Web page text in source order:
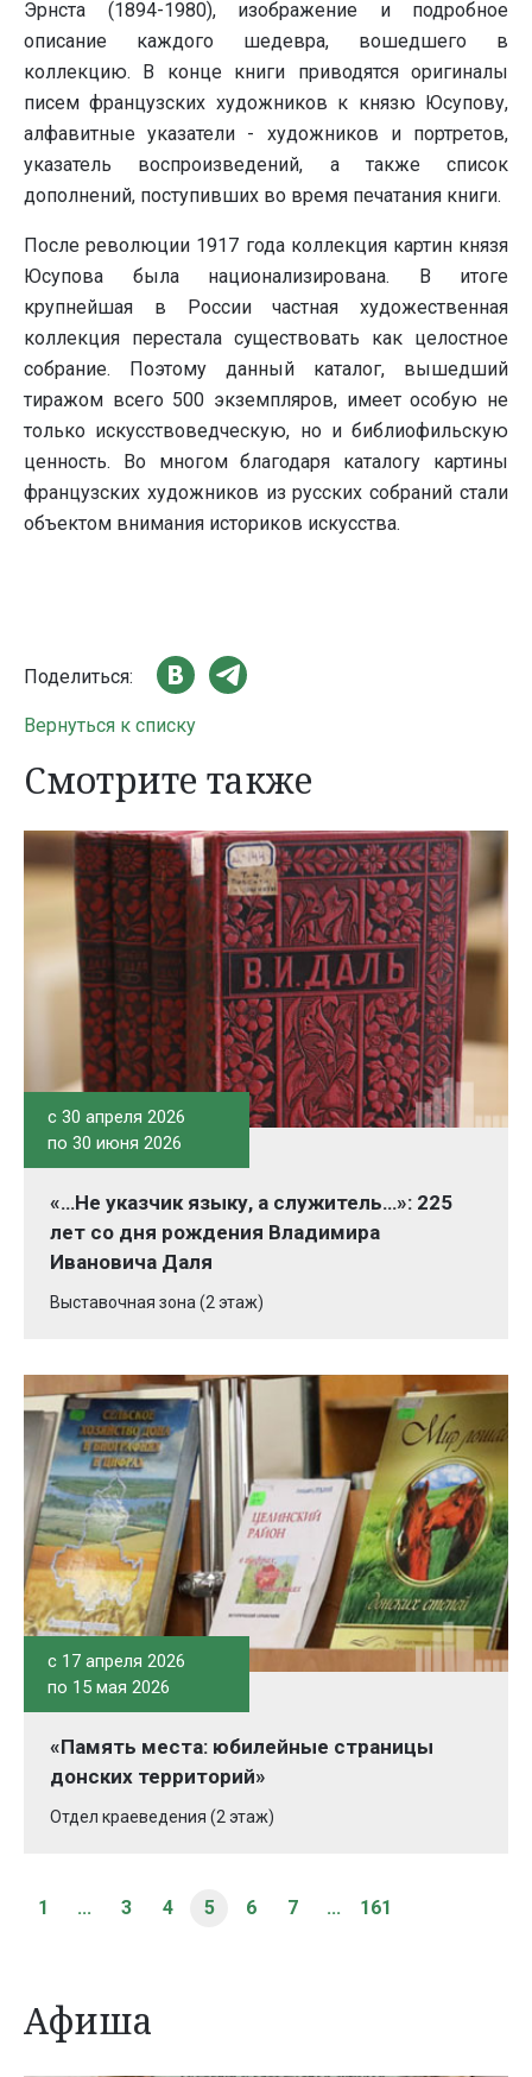
Эрнста (1894-1980), изображение и подробное
описание каждого шедевра, вошедшего в
коллекцию. В конце книги приводятся оригиналы
писем французских художников к князю Юсупову,
алфавитные указатели - художников и портретов,
указатель воспроизведений, а также список
дополнений, поступивших во время печатания книги.
После революции 1917 года коллекция картин князя
Юсупова была национализирована. В итоге
крупнейшая в России частная художественная
коллекция перестала существовать как целостное
собрание. Поэтому данный каталог, вышедший
тиражом всего 500 экземпляров, имеет особую не
только искусствоведческую, но и библиофильскую
ценность. Во многом благодаря каталогу картины
французских художников из русских собраний стали
объектом внимания историков искусства.
Поделиться:
Вернуться к списку
Смотрите также
c 30 апреля 2026
по 30 июня 2026
«…Не указчик языку, а служитель…»: 225
лет со дня рождения Владимира
Ивановича Даля
Выставочная зона (2 этаж)
c 17 апреля 2026
по 15 мая 2026
«Память места: юбилейные страницы
донских территорий»
Отдел краеведения (2 этаж)
1 ... 3 4 5 6 7 ... 161
Афиша